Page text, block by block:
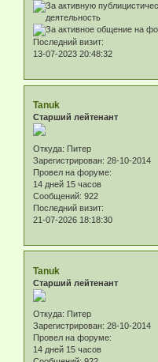
Последний визит:
13-07-2023 20:48:32
Tanuk
Старший лейтенант
Откуда: Питер
Зарегистрирован: 28-10-2014
Провел на форуме:
14 дней 15 часов
Сообщений: 922
Последний визит:
21-07-2026 18:18:30
Tanuk
Старший лейтенант
Откуда: Питер
Зарегистрирован: 28-10-2014
Провел на форуме:
14 дней 15 часов